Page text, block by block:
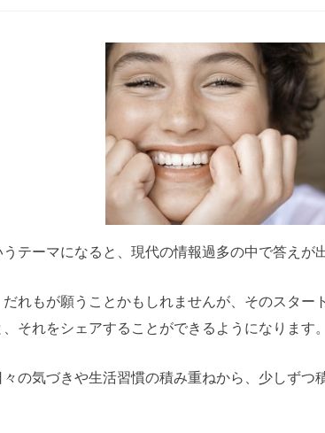
テーマになると、現代の情報過多の中で答えが
れもが願うことかもしれませんが、そのスター
それをシェアすることができるようになります。
の気づきや生活習慣の積み重ねから、少しずつ